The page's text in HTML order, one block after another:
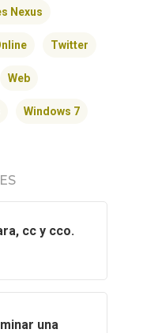
Nexus
Twitter
Web
Windows 7
cc y cco.
una